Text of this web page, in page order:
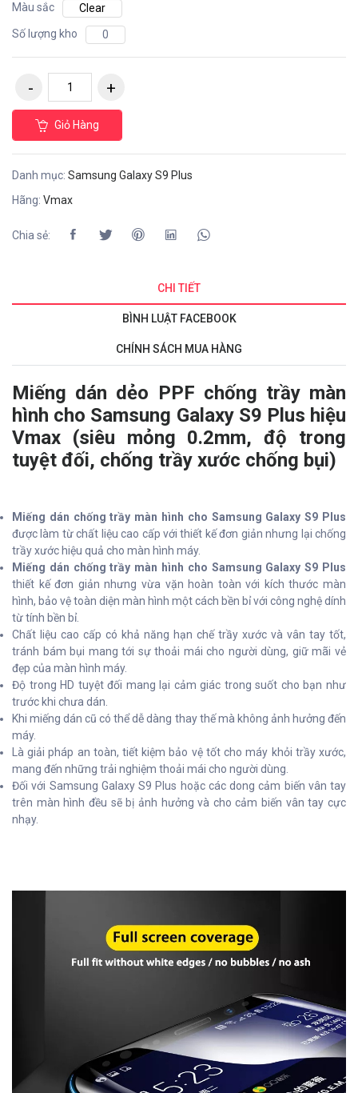
Màu sắc
Clear
Số lượng kho
0
Giỏ Hàng
Danh mục: Samsung Galaxy S9 Plus
Hãng: Vmax
Chia sẻ:
CHI TIẾT
BÌNH LUẬT FACEBOOK
CHÍNH SÁCH MUA HÀNG
Miếng dán dẻo PPF chống trầy màn
hình cho Samsung Galaxy S9 Plus hiệu
Vmax (siêu mỏng 0.2mm, độ trong
tuyệt đối, chống trầy xước chống bụi)
Miếng dán chống trầy màn hình cho Samsung Galaxy S9 Plus
được làm từ chất liệu cao cấp với thiết kế đơn giản nhưng lại chống
trầy xước hiệu quả cho màn hình máy.
Miếng dán chống trầy màn hình cho Samsung Galaxy S9 Plus
thiết kế đơn giản nhưng vừa vặn hoàn toàn với kích thước màn
hình, bảo vệ toàn diện màn hình một cách bền bỉ với công nghệ dính
từ tính bền bỉ.
Chất liệu cao cấp có khả năng hạn chế trầy xước và vân tay tốt,
tránh bám bụi mang tới sự thoải mái cho người dùng, giữ mãi vẻ
đẹp của màn hình máy.
Độ trong HD tuyệt đối mang lại cảm giác trong suốt cho bạn như
trước khi chưa dán.
Khi miếng dán cũ có thể dễ dàng thay thế mà không ảnh hưởng đến
máy.
Là giải pháp an toàn, tiết kiệm bảo vệ tốt cho máy khỏi trầy xước,
mang đến những trải nghiệm thoải mái cho người dùng.
Đối với Samsung Galaxy S9 Plus hoặc các dong cảm biến vân tay
trên màn hình đều sẽ bị ảnh hưởng và cho cảm biến vân tay cực
nhạy.